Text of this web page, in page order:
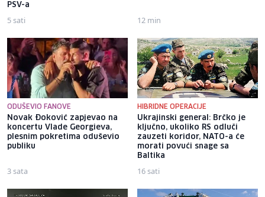
PSV-a
5 sati 12 min
ODUŠEVIO FANOVE
Novak Đoković zapjevao na
koncertu Vlade Georgieva,
plesnim pokretima oduševio
publiku
3 sata
HIBRIDNE OPERACIJE
Ukrajinski general: Brčko je
ključno, ukoliko RS odluči
zauzeti koridor, NATO-a će
morati povući snage sa
Baltika
16 sati